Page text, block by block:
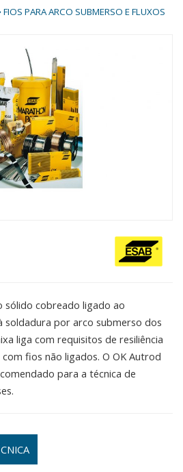
FIOS PARA ARCO SUBMERSO E FLUXOS
sólido cobreado ligado ao
soldadura por arco submerso dos
liga com requisitos de resiliência
fios não ligados. O OK Autrod
para a técnica de